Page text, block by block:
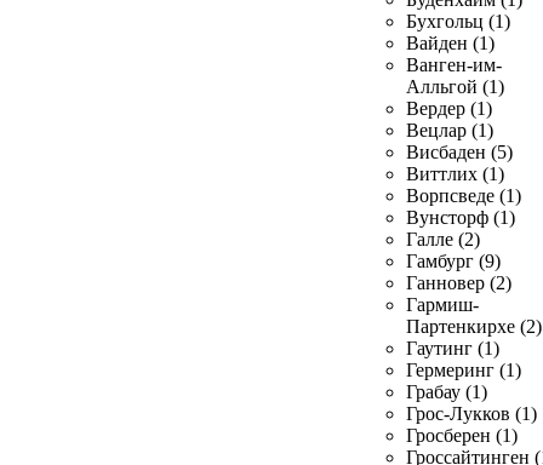
Бухгольц (1)
Вайден (1)
Ванген-им-
Алльгой (1)
Вердер (1)
Вецлар (1)
Висбаден (5)
Виттлих (1)
Ворпсведе (1)
Вунсторф (1)
Галле (2)
Гамбург (9)
Ганновер (2)
Гармиш-
Партенкирхе (2)
Гаутинг (1)
Гермеринг (1)
Грабау (1)
Грос-Лукков (1)
Гросберен (1)
Гроссайтинген